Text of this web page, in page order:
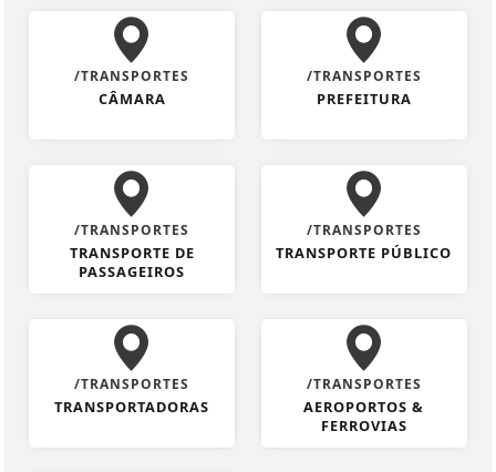
/TRANSPORTES
CÂMARA
/TRANSPORTES
PREFEITURA
/TRANSPORTES
TRANSPORTE DE
PASSAGEIROS
/TRANSPORTES
TRANSPORTE PÚBLICO
/TRANSPORTES
TRANSPORTADORAS
/TRANSPORTES
AEROPORTOS &
FERROVIAS